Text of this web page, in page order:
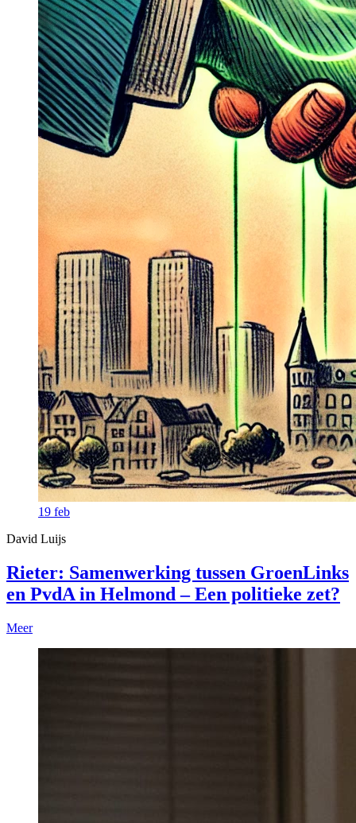
19 feb
David Luijs
Rieter: Samenwerking tussen GroenLinks
en PvdA in Helmond – Een politieke zet?
Meer